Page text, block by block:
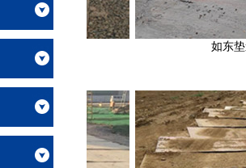
如东垫道钢板出